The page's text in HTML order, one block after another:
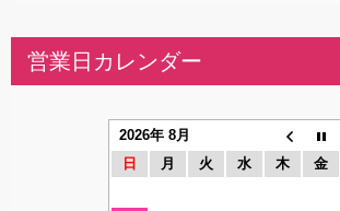
営業日カレンダー
2026年 8月
日
月 火 水 木 金